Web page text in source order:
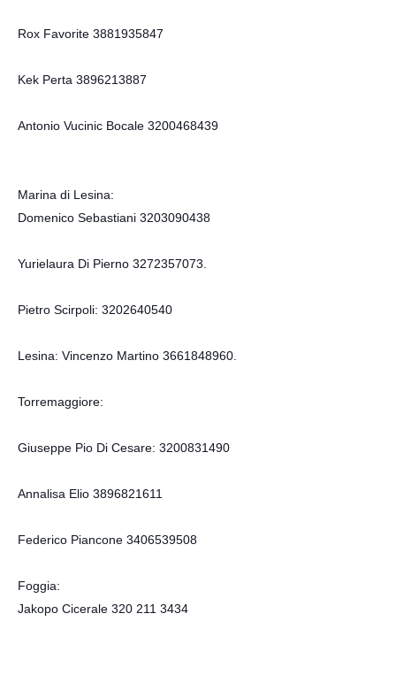
Rox Favorite 3881935847
Kek Perta 3896213887
Antonio Vucinic Bocale 3200468439
Marina di Lesina:
Domenico Sebastiani 3203090438
Yurielaura Di Pierno 3272357073.
Pietro Scirpoli: 3202640540
Lesina: Vincenzo Martino 3661848960.
Torremaggiore:
Giuseppe Pio Di Cesare: 3200831490
Annalisa Elio 3896821611
Federico Piancone 3406539508
Foggia:
Jakopo Cicerale 320 211 3434